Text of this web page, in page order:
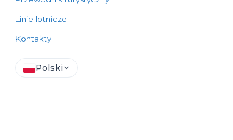
Linie lotnicze
Kontakty
Polski